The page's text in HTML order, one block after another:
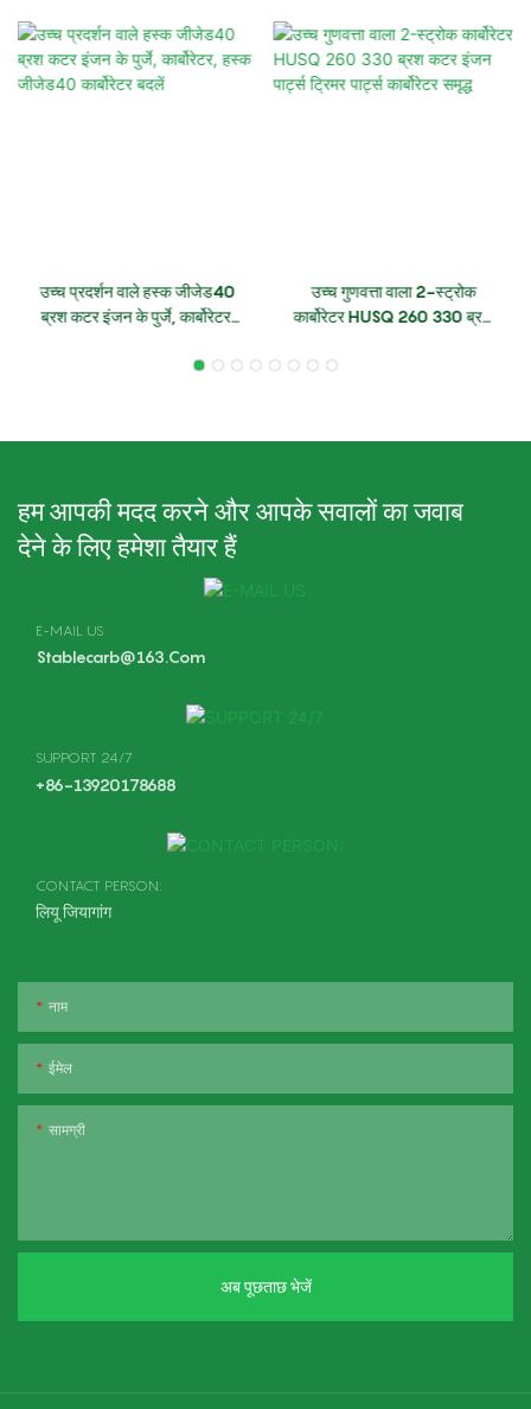
उच्च प्रदर्शन वाले हस्क जीजेड40
ब्रश कटर इंजन के पुर्जे, कार्बोरेटर,
उच्च गुणवत्ता वाला 2-स्ट्रोक
कार्बोरेटर HUSQ 260 330 ब्रश
हम आपकी मदद करने और आपके सवालों का जवाब
देने के लिए हमेशा तैयार हैं
E-MAIL US
Stablecarb@163.com
SUPPORT 24/7
+86-13920178688
CONTACT PERSON:
लियू जियागांग
नाम
ईमेल
सामग्री
अब पूछताछ भेजें